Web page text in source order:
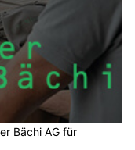
Bächi AG für